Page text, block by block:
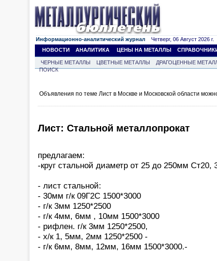
Информационно-аналитический журнал Четверг, 06 Август 2026 г.
НОВОСТИ
АНАЛИТИКА ЦЕНЫ НА МЕТАЛЛЫ
ЧЕРНЫЕ МЕТАЛЛЫ ЦВЕТНЫЕ МЕТАЛЛЫ
ДРАГОЦЕННЫЕ
ПОИСК
Объявления по теме Лист в Москве и Московской области
Лист: Стальной металлопрокат
предлагаем:
-круг стальной диаметр от 25 до 250мм Ст20,
- лист стальной:
- 30мм г/к 09Г2С 1500*3000
- г/к 3мм 1250*2500
- г/к 4мм, 6мм , 10мм 1500*3000
- рифлен. г/к 3мм 1250*2500,
- х/к 1, 5мм, 2мм 1250*2500 -
- г/к 6мм, 8мм, 12мм, 16мм 1500*3000.-